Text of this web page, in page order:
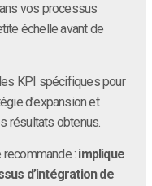
vos processus
échelle avant de
KPI spécifiques pour
d’expansion et
résultats obtenus.
: implique
d’intégration de